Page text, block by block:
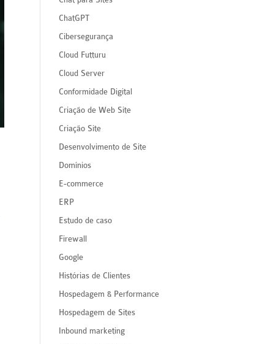
ChatGPT
Cibersegurança
Cloud Futturu
Cloud Server
Conformidade Digital
Criação de Web Site
Criação Site
Desenvolvimento de Site
Domínios
E-commerce
ERP
Estudo de caso
Firewall
Google
Histórias de Clientes
Hospedagem & Performance
Hospedagem de Sites
Inbound marketing